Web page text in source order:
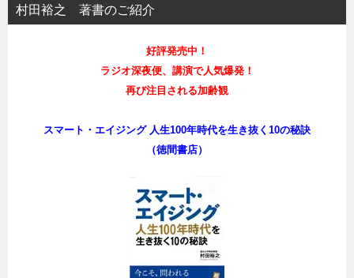
村田裕之 著書のご紹介
好評発売中！
ラジオ深夜便、講演で人気爆発！
再び注目される加齢観
スマート・エイジング 人生100年時代を生き抜く10の秘訣
（徳間書店）